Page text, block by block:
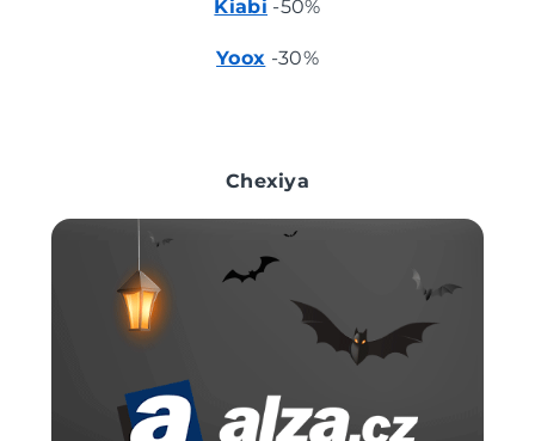
Kiabi -50%
Yoox -30%
Chexiya